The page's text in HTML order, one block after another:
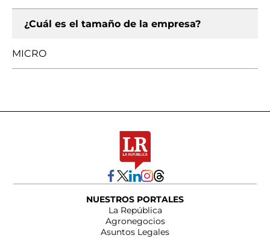
¿Cuál es el tamaño de la empresa?
MICRO
NUESTROS PORTALES
La República
Agronegocios
Asuntos Legales